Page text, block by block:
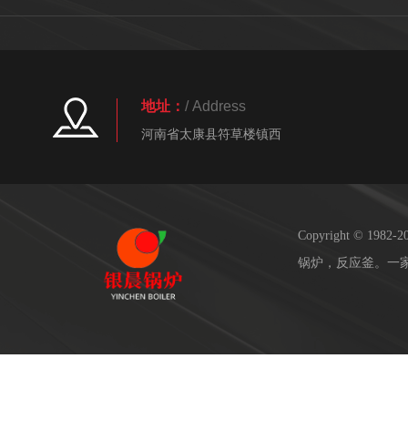
地址： / Address
河南省太康县符草楼镇西
Copyright © 1982-
锅炉，反应釜。一